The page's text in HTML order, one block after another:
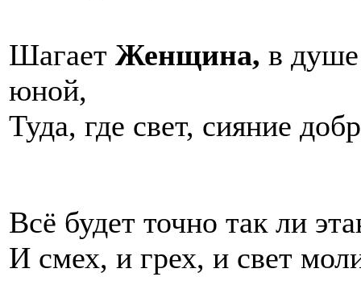
Шагает Женщина, в
юной,
Туда, где свет, сияние
Всё будет точно так ли
И смех, и грех, и свет